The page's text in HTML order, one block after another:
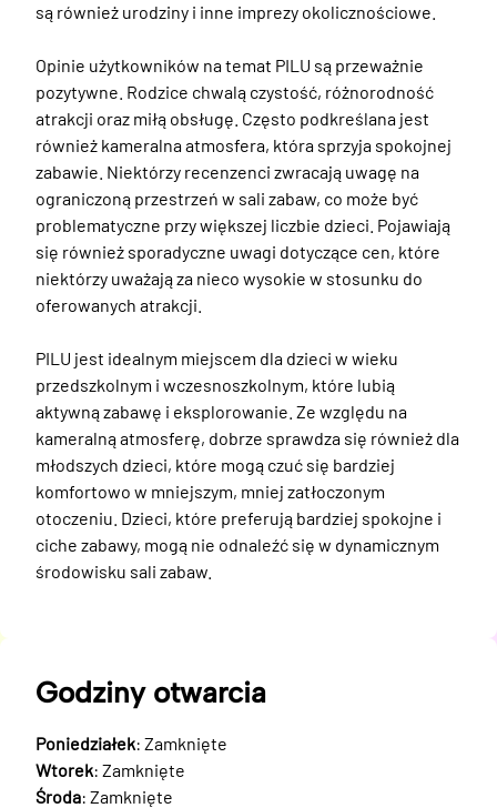
są również urodziny i inne imprezy okolicznościowe.
Opinie użytkowników na temat PILU są przeważnie
pozytywne. Rodzice chwalą czystość, różnorodność
atrakcji oraz miłą obsługę. Często podkreślana jest
również kameralna atmosfera, która sprzyja spokojnej
zabawie. Niektórzy recenzenci zwracają uwagę na
ograniczoną przestrzeń w sali zabaw, co może być
problematyczne przy większej liczbie dzieci. Pojawiają
się również sporadyczne uwagi dotyczące cen, które
niektórzy uważają za nieco wysokie w stosunku do
oferowanych atrakcji.
PILU jest idealnym miejscem dla dzieci w wieku
przedszkolnym i wczesnoszkolnym, które lubią
aktywną zabawę i eksplorowanie. Ze względu na
kameralną atmosferę, dobrze sprawdza się również dla
młodszych dzieci, które mogą czuć się bardziej
komfortowo w mniejszym, mniej zatłoczonym
otoczeniu. Dzieci, które preferują bardziej spokojne i
ciche zabawy, mogą nie odnaleźć się w dynamicznym
środowisku sali zabaw.
Godziny otwarcia
Poniedziałek: Zamknięte
Wtorek: Zamknięte
Środa: Zamknięte